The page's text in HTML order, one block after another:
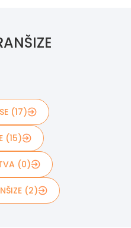
(17)
(15)
(0)
(2)